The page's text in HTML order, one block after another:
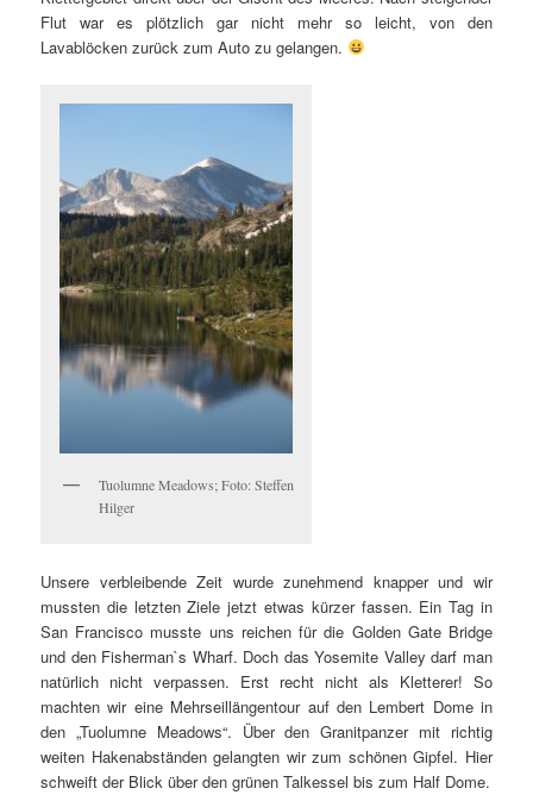
Flut war es plötzlich gar nicht mehr so leicht, von den
Lavablöcken zurück zum Auto zu gelangen.
Tuolumne Meadows; Foto: Steffen
Hilger
Unsere verbleibende Zeit wurde zunehmend knapper und wir
mussten die letzten Ziele jetzt etwas kürzer fassen. Ein Tag in
San Francisco musste uns reichen für die Golden Gate Bridge
und den Fisherman`s Wharf. Doch das Yosemite Valley darf man
natürlich nicht verpassen. Erst recht nicht als Kletterer! So
machten wir eine Mehrseillängentour auf den Lembert Dome in
den „Tuolumne Meadows“. Über den Granitpanzer mit richtig
weiten Hakenabständen gelangten wir zum schönen Gipfel. Hier
schweift der Blick über den grünen Talkessel bis zum Half Dome.